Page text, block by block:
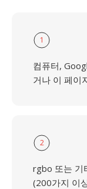
1
컴퓨터,
거나 이 페이
2
rgbo 또는 기
(200가지 이